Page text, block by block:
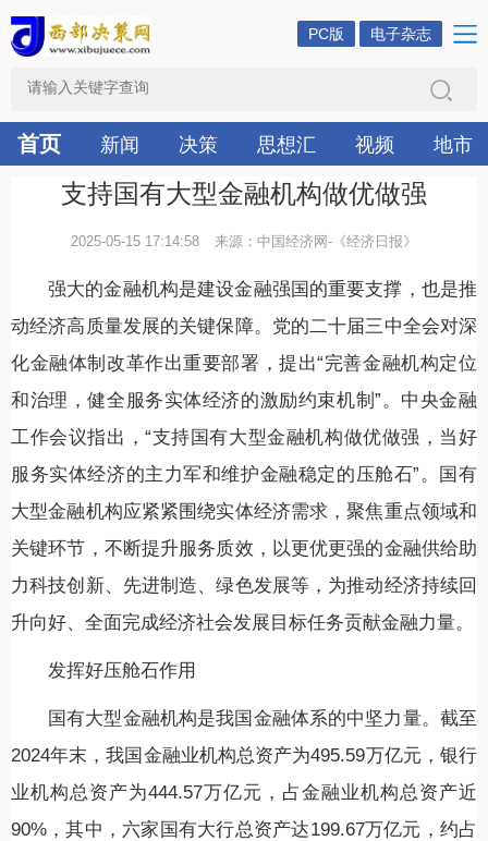
PC版 电子杂志
首页 新闻 决策 思想汇 视频 地市
支持国有大型金融机构做优做强
2025-05-15 17:14:58 来源：中国经济网-《经济日报》
强大的金融机构是建设金融强国的重要支撑，也是推
动经济高质量发展的关键保障。党的二十届三中全会对深
化金融体制改革作出重要部署，提出“完善金融机构定位
和治理，健全服务实体经济的激励约束机制”。中央金融
工作会议指出，“支持国有大型金融机构做优做强，当好
服务实体经济的主力军和维护金融稳定的压舱石”。国有
大型金融机构应紧紧围绕实体经济需求，聚焦重点领域和
关键环节，不断提升服务质效，以更优更强的金融供给助
力科技创新、先进制造、绿色发展等，为推动经济持续回
升向好、全面完成经济社会发展目标任务贡献金融力量。
发挥好压舱石作用
国有大型金融机构是我国金融体系的中坚力量。截至
2024年末，我国金融业机构总资产为495.59万亿元，银行
业机构总资产为444.57万亿元，占金融业机构总资产近
90%，其中，六家国有大行总资产达199.67万亿元，约占